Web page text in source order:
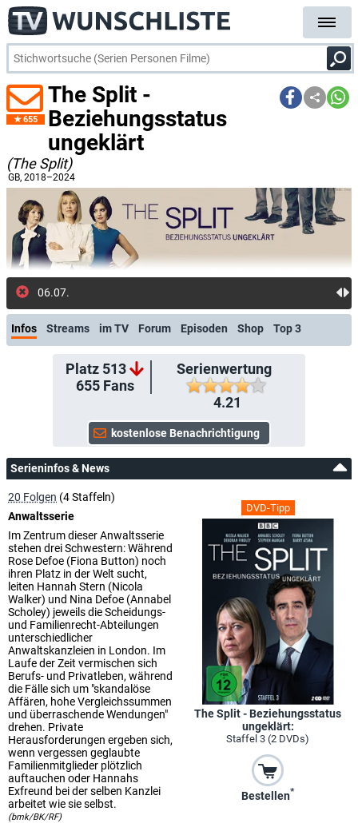
655
The Split -
Beziehungsstatus
ungeklärt
(The Split)
GB, 2018–2024
06.07.: Neue Folge: The Split [OV/OmU] (Pri
Infos Streams im TV Forum Episoden Shop Top 3
Platz 513
655Fans
Serienwertung
4.21
Serieninfos & News
DVD-Tipp
The Split - Beziehungsstatus
ungeklärt:
Staffel 3 (2 DVDs)
Bestellen*
20 Folgen (4 Staffeln)
Anwaltsserie
Im Zentrum dieser Anwaltsserie
stehen drei Schwestern: Während
Rose Defoe (Fiona Button) noch
ihren Platz in der Welt sucht,
leiten Hannah Stern (Nicola
Walker) und Nina Defoe (Annabel
Scholey) jeweils die Scheidungs-
und Familienrecht-Abteilungen
unterschiedlicher
Anwaltskanzleien in London. Im
Laufe der Zeit vermischen sich
Berufs- und Privatleben, während
die Fälle sich um "skandalöse
Affären, hohe Vergleichssummen
und überraschende Wendungen"
drehen. Private
Herausforderungen ergeben sich,
wenn vergessen geglaubte
Familienmitglieder plötzlich
auftauchen oder Hannahs
Exfreund bei der selben Kanzlei
arbeitet wie sie selbst.
(bmk/BK/RF)